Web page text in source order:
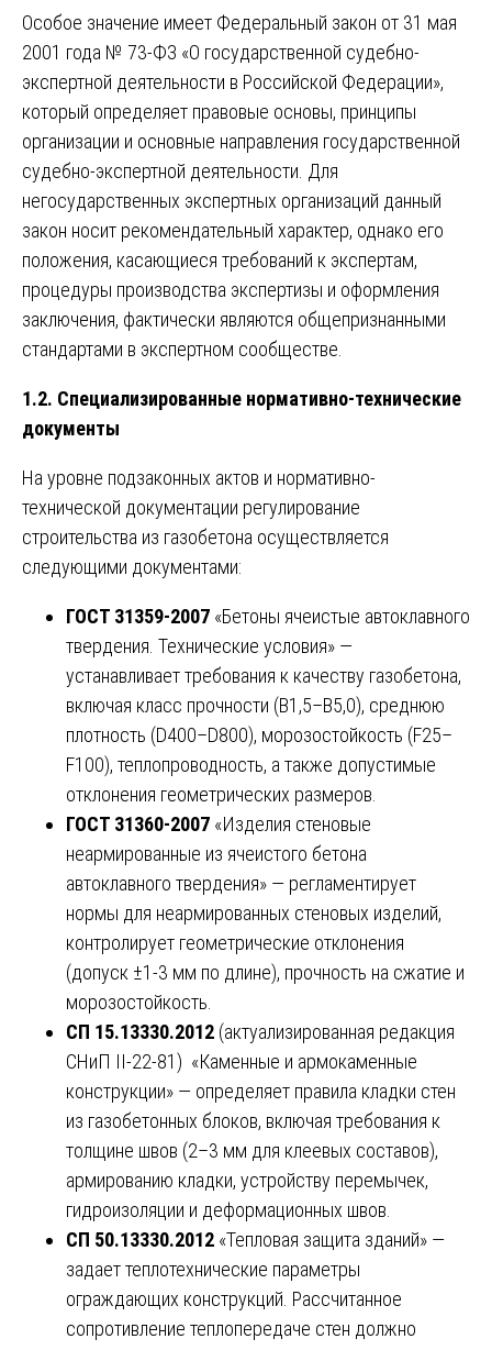
Особое значение имеет Федеральный закон от 31 мая
2001 года № 73-ФЗ «О государственной судебно-
экспертной деятельности в Российской Федерации»,
который определяет правовые основы, принципы
организации и основные направления государственной
судебно-экспертной деятельности. Для
негосударственных экспертных организаций данный
закон носит рекомендательный характер, однако его
положения, касающиеся требований к экспертам,
процедуры производства экспертизы и оформления
заключения, фактически являются общепризнанными
стандартами в экспертном сообществе.
1.2. Специализированные нормативно-технические
документы
На уровне подзаконных актов и нормативно-
технической документации регулирование
строительства из газобетона осуществляется
следующими документами:
ГОСТ 31359-2007 «Бетоны ячеистые автоклавного
твердения. Технические условия» —
устанавливает требования к качеству газобетона,
включая класс прочности (В1,5–В5,0), среднюю
плотность (D400–D800), морозостойкость (F25–
F100), теплопроводность, а также допустимые
отклонения геометрических размеров.
ГОСТ 31360-2007 «Изделия стеновые
неармированные из ячеистого бетона
автоклавного твердения» — регламентирует
нормы для неармированных стеновых изделий,
контролирует геометрические отклонения
(допуск ±1-3 мм по длине), прочность на сжатие и
морозостойкость.
СП 15.13330.2012 (актуализированная редакция
СНиП II-22-81) «Каменные и армокаменные
конструкции» — определяет правила кладки стен
из газобетонных блоков, включая требования к
толщине швов (2–3 мм для клеевых составов),
армированию кладки, устройству перемычек,
гидроизоляции и деформационных швов.
СП 50.13330.2012 «Тепловая защита зданий» —
задает теплотехнические параметры
ограждающих конструкций. Рассчитанное
сопротивление теплопередаче стен должно